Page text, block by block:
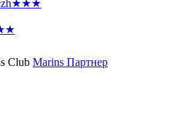
★★★
Club Marins Партнер